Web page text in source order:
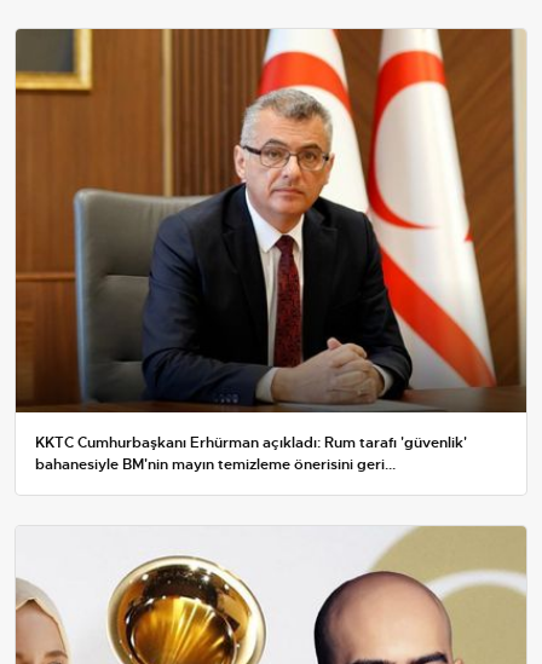
KKTC Cumhurbaşkanı Erhürman açıkladı: Rum tarafı 'güvenlik'
bahanesiyle BM'nin mayın temizleme önerisini geri...